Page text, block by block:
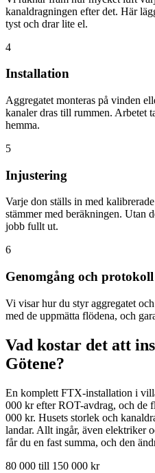
kanaldragningen efter det. Här
tyst och drar lite el.
4
Installation
Aggregatet monteras på vinden
kanaler dras till rummen. Arbetet
hemma.
5
Injustering
Varje don ställs in med
stämmer med beräkningen. Utan
jobb fullt ut.
6
Genomgång och protokoll
Vi visar hur du styr aggregatet
med de uppmätta flödena, och
Vad kostar det att
Götene?
En komplett FTX-installation i
000 kr efter ROT-avdrag, och de
000 kr. Husets storlek och
landar. Allt ingår, även elektriker
får du en fast summa, och den
80 000 till 150 000 kr